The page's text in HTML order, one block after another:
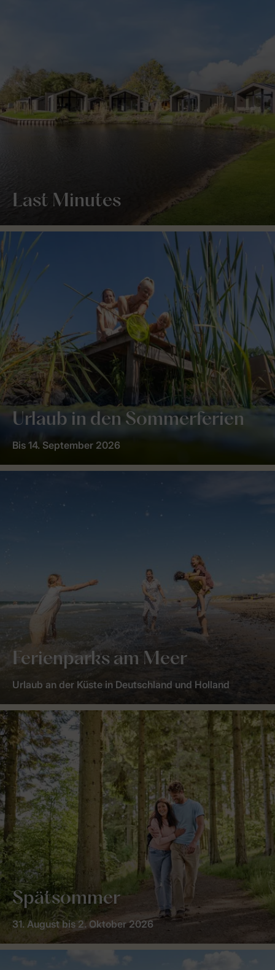
Last Minutes
Urlaub in den Sommerferien
Bis 14. September 2026
Ferienparks am Meer
Urlaub an der Küste in Deutschland und Holland
Spätsommer
31. August bis 2. Oktober 2026